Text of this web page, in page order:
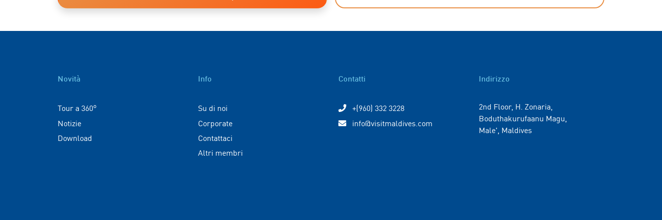
Novità
Tour a 360°
Notizie
Download
Info
Su di noi
Corporate
Contattaci
Altri membri
Contatti
+(960) 332 3228
info@visitmaldives.com
Indirizzo
2nd Floor, H. Zonaria,
Boduthakurufaanu Magu,
Male', Maldives